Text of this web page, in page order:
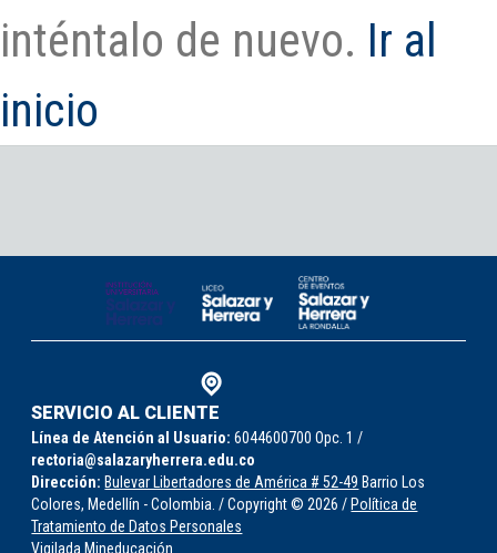
inténtalo de nuevo. Ir al
inicio
SERVICIO AL CLIENTE
Línea de Atención al Usuario: 6044600700 Opc. 1 /
rectoria@salazaryherrera.edu.co
Dirección: Bulevar Libertadores de América # 52-49 Barrio Los
Colores, Medellín - Colombia. / Copyright © 2026 / Política de
Tratamiento de Datos Personales
Vigilada Mineducación
BIBLIOTECA
Consultorio Juridico
Inscripciones
Estudiantes
Egresados
Docentes
Campus virtual
Pagos